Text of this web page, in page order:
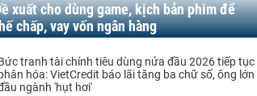
xuất cho dùng game, kịch bản phim để
chấp, vay vốn ngân hàng
tranh tài chính tiêu dùng nửa đầu 2026 tiếp tục
hóa: VietCredit báo lãi tăng ba chữ số, ông lớn
ngành 'hụt hơi'